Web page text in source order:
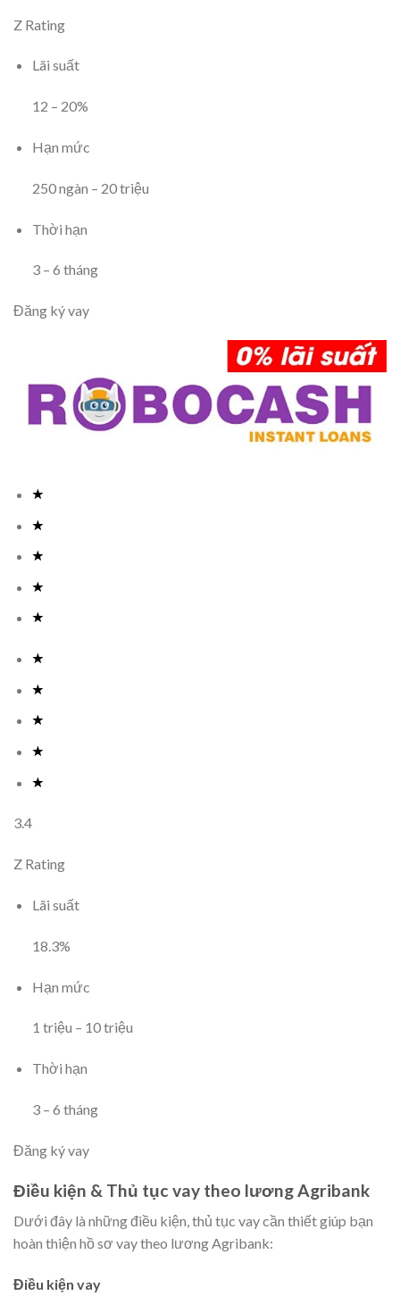
Z Rating
Lãi suất
12 – 20%
Hạn mức
250ngàn – 20triệu
Thời hạn
3– 6 tháng
Đăng ký vay
3.4
Z Rating
Lãi suất
18.3%
Hạn mức
1 triệu – 10triệu
Thời hạn
3– 6 tháng
Đăng ký vay
Điều kiện & Thủ tục vay theo lương Agribank
Dưới đây là những điều kiện, thủ tục vay cần thiết giúp bạn
hoàn thiện hồ sơ vay theo lương Agribank:
Điều kiện vay